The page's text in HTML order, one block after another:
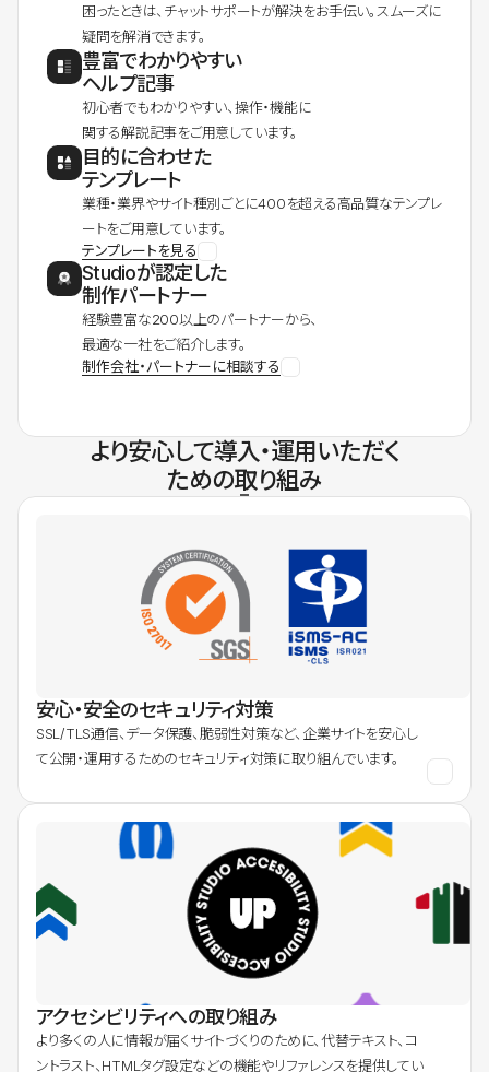
困ったときは、チャットサポートが解決をお手伝い。スムーズに
疑問を解消できます。
豊富でわかりやすい
ヘルプ記事
初心者でもわかりやすい、操作・機能に
関する解説記事をご用意しています。
目的に合わせた
テンプレート
業種・業界やサイト種別ごとに400を超える高品質なテンプレ
ートをご用意しています。
テンプレートを見る
Studioが認定した
制作パートナー
経験豊富な200以上のパートナーから、
最適な一社をご紹介します。
制作会社・パートナーに相談する
より安心して導入・運用いただく
ための取り組み
安心・安全のセキュリティ対策
SSL/TLS通信、データ保護、脆弱性対策など、企業サイトを安心し
て公開・運用するためのセキュリティ対策に取り組んでいます。
アクセシビリティへの取り組み
より多くの人に情報が届くサイトづくりのために、代替テキスト、コ
ントラスト、HTMLタグ設定などの機能やリファレンスを提供してい